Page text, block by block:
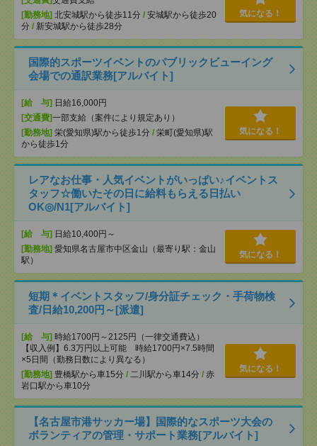
[勤務地] 北安城駅から徒歩11分 / 安城駅から徒歩20
分 / 新安城駅から徒歩28分
気になる！
国際的スポーツイベントのパブリックビューイング
会場での通訳業務[アルバイト]
[給 与] 日給16,000円
[交通費]一部支給（案件により規定あり）
[勤務地] 栄(愛知県)駅から徒歩1分 / 栄町(愛知県)駅
から徒歩1分
気になる！
レアなお仕事・人気イベントがいっぱい♪イベントス
タッフ☆働いたその日に給料もらえる日払い
OK◎/N1[アルバイト]
[給 与] 日給10,400円～
[勤務地] 愛知県名古屋市中区金山（最寄り駅：金山
駅）
気になる！
短期＊イベントスタッフ/身分証チェック・手荷物検
査/日給10,200円～[派遣]
[給 与] 時給1700円～2125円（一律交通費込）
【収入例】6.3万円以上可能 時給1700円×7.5時間
×5日間（勤務日数により異なる）
[勤務地] 豊橋駅から車15分 / 二川駅から車14分 / 赤
岩口駅から車10分
気になる！
【名古屋市港サッカー場】国際的なスポーツ大会の
ボランティアの管理・サポート業務[アルバイト]